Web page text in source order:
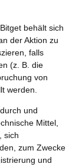
behält sich
der Aktion zu
falls
(z. B. die
von
werden.
und
Mittel,
sich
zum Zwecke
und